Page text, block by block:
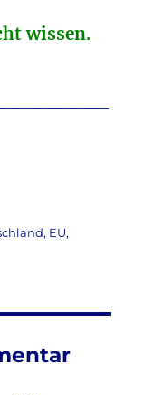
wissen.
, EU,